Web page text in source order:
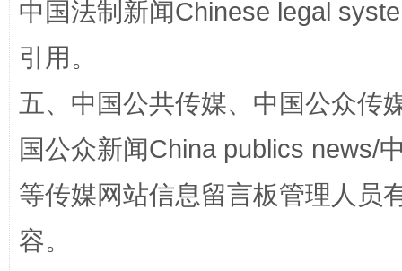
国家大学科技园优化重塑工作
中国法制新闻Chinese legal
引用。
五、中国公共传媒、中国公众传
国公众新闻China publics news/
等传媒网站信息留言板管理人员
容。